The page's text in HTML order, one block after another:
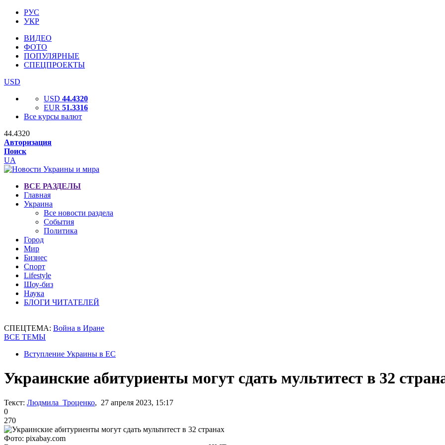
РУС
УКР
ВИДЕО
ФОТО
ПОПУЛЯРНЫЕ
СПЕЦПРОЕКТЫ
USD
USD 44.4320
EUR 51.3316
Все курсы валют
44.4320
Авторизация
Поиск
UA
ВСЕ РАЗДЕЛЫ
Главная
Украина
Все новости раздела
События
Политика
Город
Мир
Бизнес
Спорт
Lifestyle
Шоу-биз
Наука
БЛОГИ ЧИТАТЕЛЕЙ
СПЕЦТЕМА: Война в Иране
ВСЕ ТЕМЫ
Вступление Украины в ЕС
Украинские абитуриенты могут сдать мультитест в 32
Текст: Людмила Троценко, 27 апреля 2023, 15:17
0
270
Фото: pixabay.com